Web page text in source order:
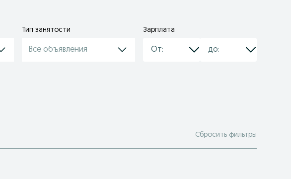
Тип занятости
Все объявления
Зарплата
Сбросить фильтры